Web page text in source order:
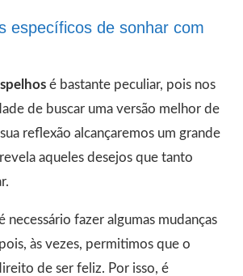
específicos de sonhar com
é bastante peculiar, pois nos
de buscar uma versão melhor de
reflexão alcançaremos um grande
aqueles desejos que tanto
necessário fazer algumas mudanças
às vezes, permitimos que o
de ser feliz. Por isso, é